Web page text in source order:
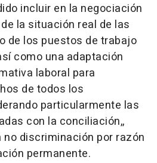
incluir en la negociación
la situación real de las
de los puestos de trabajo
como una adaptación
laboral para
de todos los
particularmente las
con la conciliación,,
no discriminación por razón
permanente.